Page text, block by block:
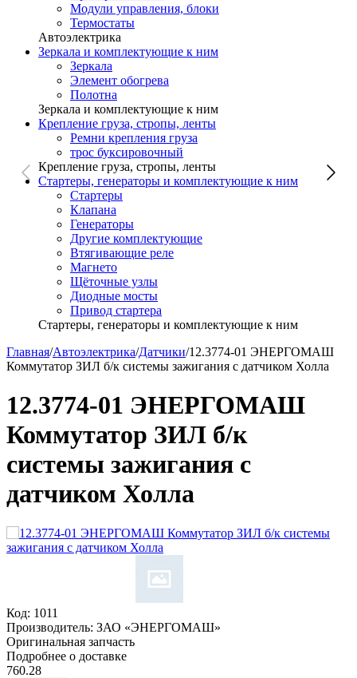
Модули управления, блоки
Термостаты
Автоэлектрика
Зеркала и комплектующие к ним
Зеркала
Элемент обогрева
Полотна
Зеркала и комплектующие к ним
Крепление груза, стропы, ленты
Ремни крепления груза
трос буксировочный
Крепление груза, стропы, ленты
Стартеры, генераторы и комплектующие к ним
Стартеры
Клапана
Генераторы
Другие комплектующие
Втягивающие реле
Магнето
Щёточные узлы
Диодные мосты
Привод стартера
Стартеры, генераторы и комплектующие к ним
Главная/Автоэлектрика/Датчики/12.3774-01 ЭНЕРГОМАШ
Коммутатор ЗИЛ б/к системы зажигания с датчиком Холла
12.3774-01 ЭНЕРГОМАШ
Коммутатор ЗИЛ б/к
системы зажигания с
датчиком Холла
Код: 1011
Производитель: ЗАО «ЭНЕРГОМАШ»
Оригинальная запчасть
Подробнее о доставке
760.28